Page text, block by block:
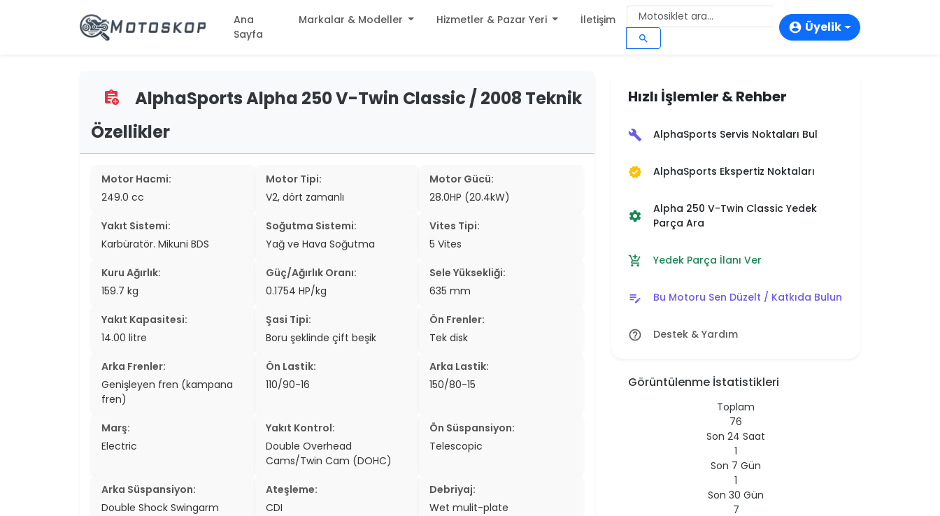
Ana
Sayfa
Markalar & Modeller
two_wheeler
two_wheeler
two_wheeler
two_wheeler
two_wheeler
grid_view
Hizmetler & Pazar Yeri
settings
İletişim
search
account_circle Üyelik
assignment_add
AlphaSports Alpha 250 V-Twin Classic / 2008 Teknik
Özellikler
Motor Hacmi:
249.0 cc
Motor Tipi:
V2, dört zamanlı
Motor Gücü:
28.0HP (20.4kW)
Yakıt Sistemi:
Karbüratör. Mikuni BDS
Soğutma Sistemi:
Yağ ve Hava Soğutma
Vites Tipi:
5 Vites
Kuru Ağırlık:
159.7 kg
Güç/Ağırlık Oranı:
0.1754 HP/kg
Sele Yüksekliği:
635 mm
Yakıt Kapasitesi:
14.00 litre
Şasi Tipi:
Boru şeklinde çift beşik
Ön Frenler:
Tek disk
Arka Frenler:
Genişleyen fren (kampana
fren)
Ön Lastik:
110/90-16
Arka Lastik:
150/80-15
Marş:
Electric
Yakıt Kontrol:
Double Overhead
Cams/Twin Cam (DOHC)
Ön Süspansiyon:
Telescopic
Arka Süspansiyon:
Double Shock Swingarm
Ateşleme:
CDI
Debriyaj:
Wet mulit-plate
Hızlı İşlemler & Rehber
build AlphaSports Servis Noktaları Bul
verified AlphaSports Ekspertiz Noktaları
settings
Alpha 250 V-Twin Classic Yedek
Parça Ara
add_shopping_cart Yedek Parça İlanı Ver
edit_note Bu Motoru Sen Düzelt / Katkıda Bulun
help_outline Destek & Yardım
Görüntülenme İstatistikleri
Toplam
76
Son 24 Saat
1
Son 7 Gün
1
Son 30 Gün
7